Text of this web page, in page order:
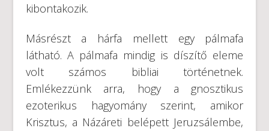
kibontakozik.
Másrészt a hárfa mellett egy pálmafa
látható. A pálmafa mindig is díszítő eleme
volt számos bibliai történetnek.
Emlékezzünk arra, hogy a gnosztikus
ezoterikus hagyomány szerint, amikor
Krisztus, a Názáreti belépett Jeruzsálembe,